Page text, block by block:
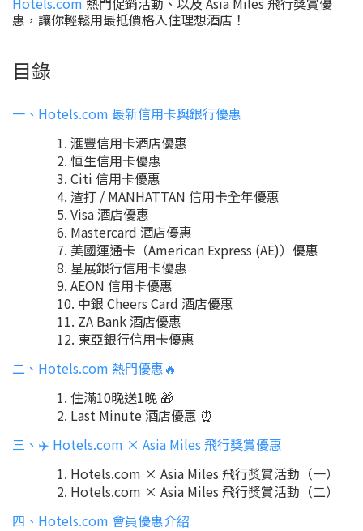
惠，讓你輕鬆用最抵價格入住理想酒店！
目錄
一、Hotels.com 最新信用卡與銀行優惠
滙豐信用卡酒店優惠
恒生信用卡優惠
Citi 信用卡優惠
渣打 / MANHATTAN 信用卡全年優惠
Visa 酒店優惠
Mastercard 酒店優惠
美國運通卡（American Express (AE)）優惠
星展銀行信用卡優惠
AEON 信用卡優惠
中銀 Cheers Card 酒店優惠
ZA Bank 酒店優惠
東亞銀行信用卡優惠
二、Hotels.com 熱門優惠🔥
住滿10晚送1晚 🎁
Last Minute 酒店優惠 ⏰
三、✈️ Hotels.com × Asia Miles 飛行獎賞優惠
Hotels.com × Asia Miles 飛行獎賞活動（一）
Hotels.com × Asia Miles 飛行獎賞活動（二）
四、Hotels.com 會員優惠介紹